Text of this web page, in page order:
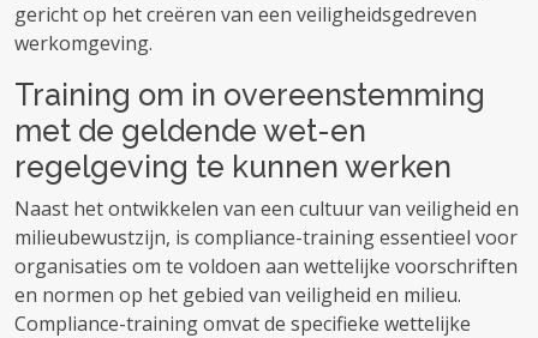
gericht op het creëren van een veiligheidsgedreven
werkomgeving.
Training om in overeenstemming
met de geldende wet-en
regelgeving te kunnen werken
Naast het ontwikkelen van een cultuur van veiligheid en
milieubewustzijn, is compliance-training essentieel voor
organisaties om te voldoen aan wettelijke voorschriften
en normen op het gebied van veiligheid en milieu.
Compliance-training omvat de specifieke wettelijke